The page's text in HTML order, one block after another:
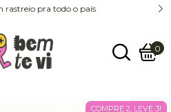
rastreio pra todo o país
0
COMPRE 2, LEVE 3!